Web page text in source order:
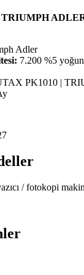
Adler
7.200 %5
PK1010 |
/ fotokopi